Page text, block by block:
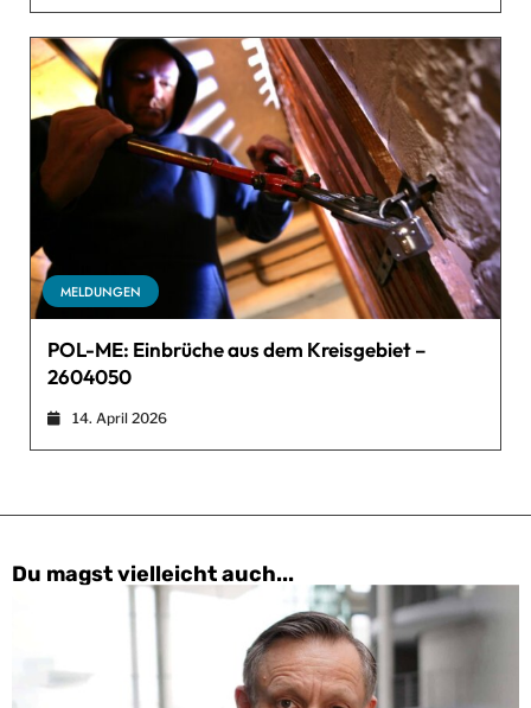
MELDUNGEN
POL-ME: Einbrüche aus dem Kreisgebiet –
2604050
14. April 2026
Du magst vielleicht auch...